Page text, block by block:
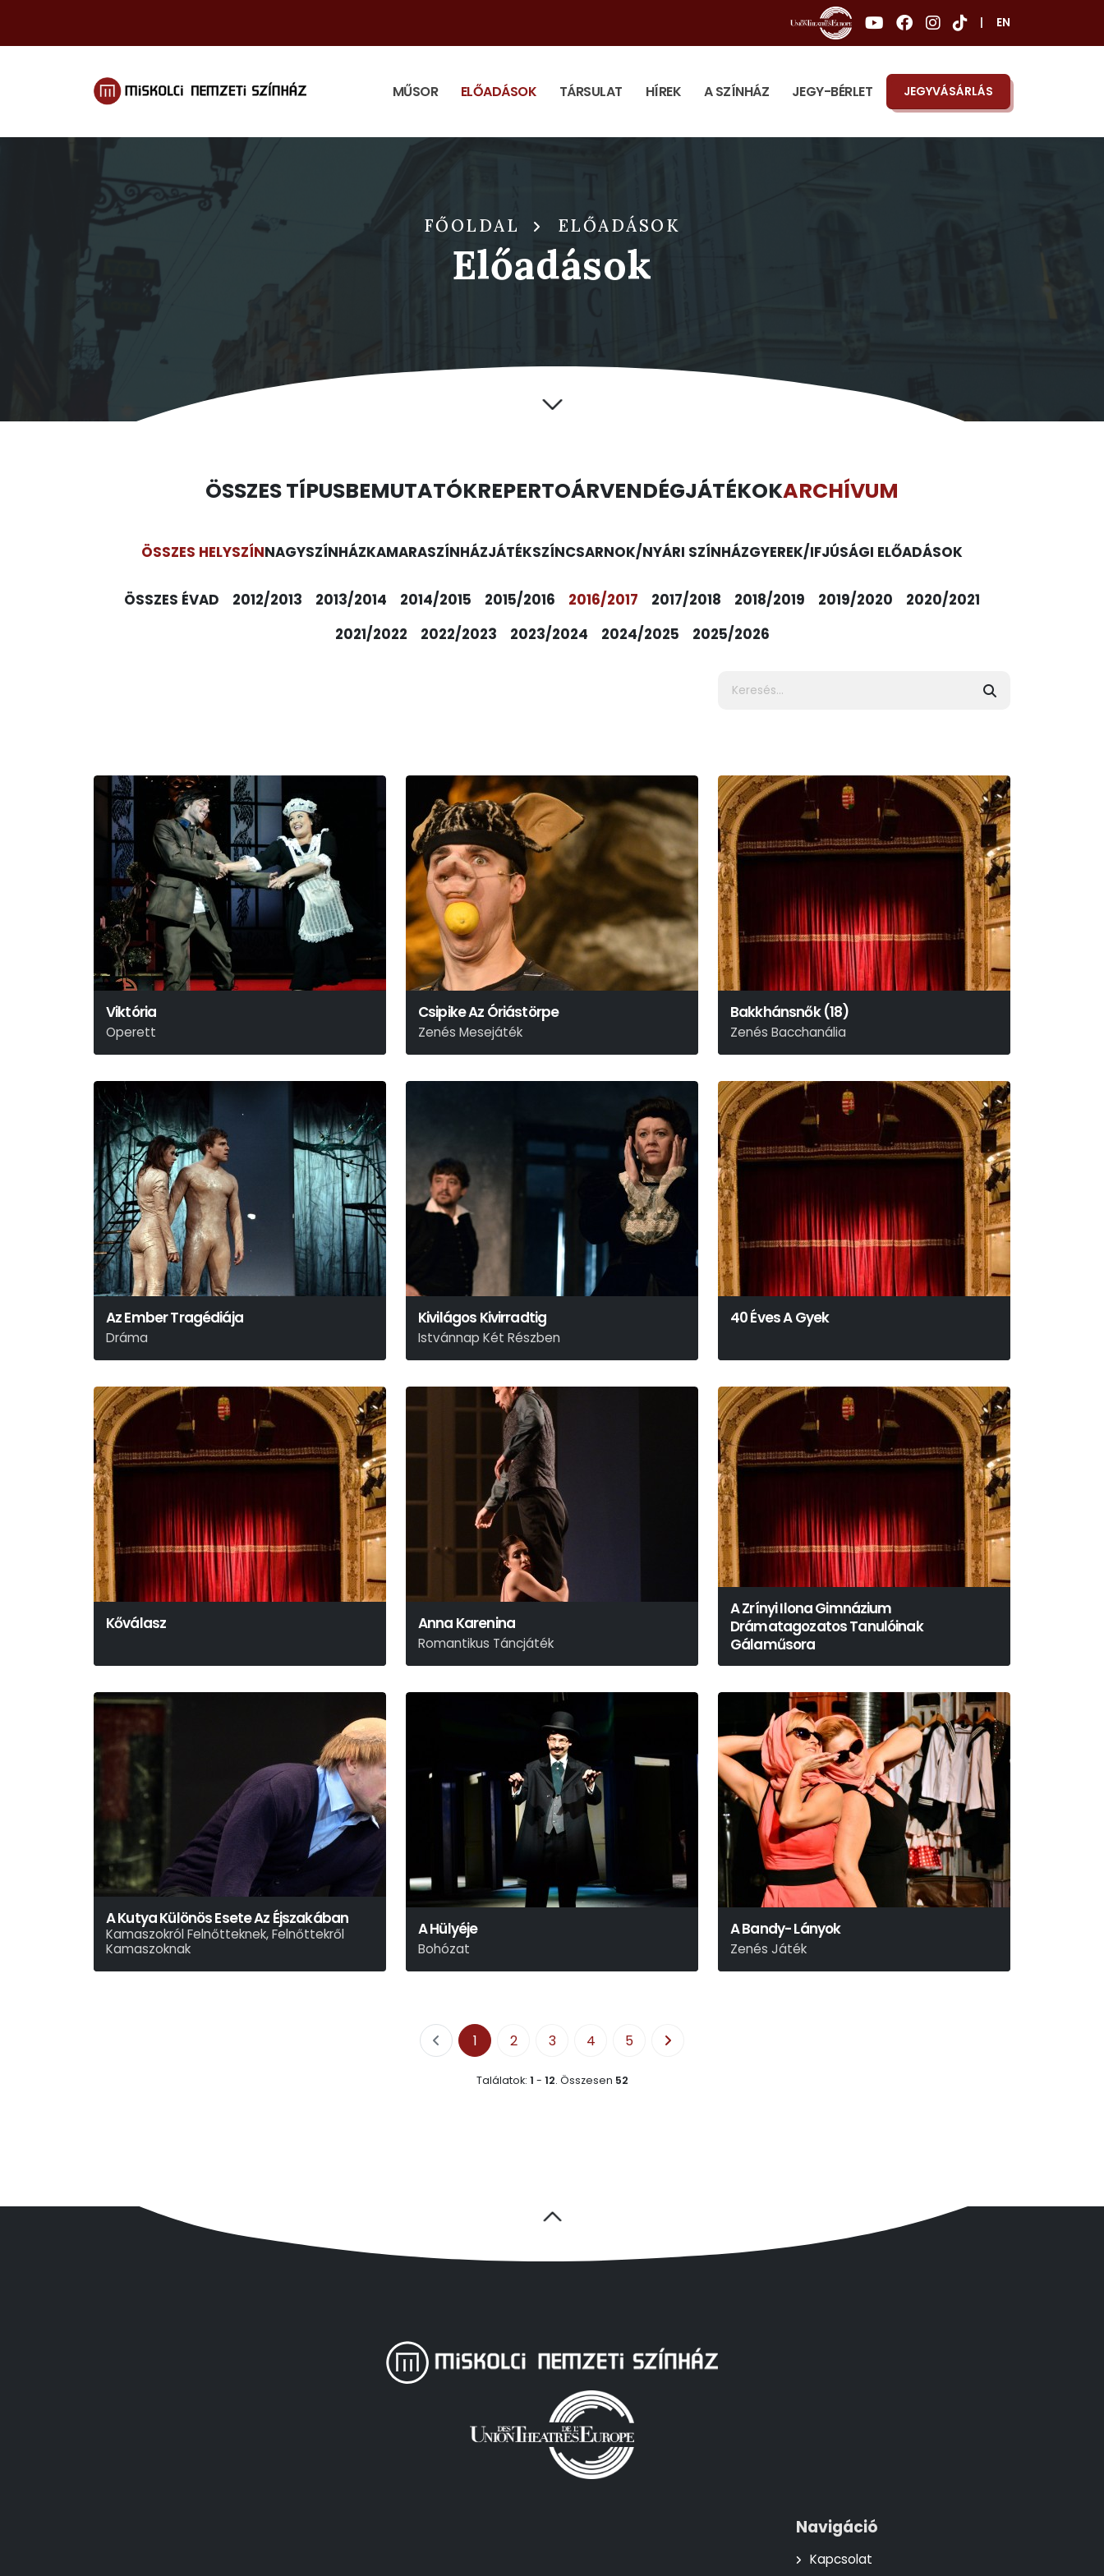
EN
MŰSOR ELŐADÁSOK TÁRSULAT HÍREK A SZÍNHÁZ JEGY-BÉRLET JEGYVÁSÁRLÁS
FŐOLDAL ELŐADÁSOK
Előadások
ÖSSZES TÍPUSBEMUTATÓKREPERTOÁRVENDÉGJÁTÉKOKARCHÍVUM
ÖSSZES HELYSZÍNNAGYSZÍNHÁZKAMARASZÍNHÁZJÁTÉKSZÍNCSARNOK/NYÁRI SZÍNHÁZGYEREK/IFJÚSÁGI ELŐADÁSOK
ÖSSZES ÉVAD 2012/2013 2013/2014 2014/2015 2015/2016 2016/2017 2017/2018 2018/2019 2019/2020
2020/2021
2021/2022
2022/2023 2023/2024 2024/2025 2025/2026
Viktória
Operett
Ábrahám Pál
Csipike Az Óriástörpe
Zenés Mesejáték
Fodor Sándor - Nagy Nándor
Bakkhánsnők (18)
Zenés Bacchanália
Euripidész
Az Ember Tragédiája
Dráma
Madách Imre
Kivilágos Kivirradtig
Istvánnap Két Részben
Móricz Zsigmond
40 Éves A Gyek
Kőválasz Anna Karenina
Romantikus Táncjáték
Lev Nyikolajevics Tolsztoj
A Zrínyi Ilona Gimnázium
Drámatagozatos Tanulóinak
Gálaműsora
A Kutya Különös Esete Az Éjszakában
Kamaszokról Felnőtteknek, Felnőttekről
Kamaszoknak
Mark Haddon - Simon Stephens
A Hülyéje
Bohózat
Georges Feydeau
A Bandy- Lányok
Zenés Játék
Parti Nagy Lajos
1 2 3 4 5
Találatok: 1 - 12. Összesen 52
Navigáció
Kapcsolat